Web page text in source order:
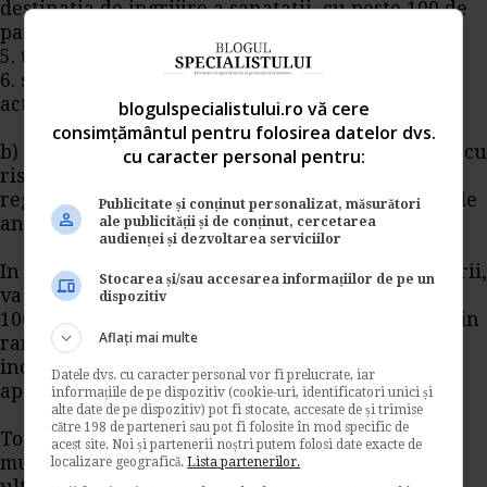
destinatia de ingrijire a sanatatii, cu peste 100 de
paturi;
5. teatre, cu peste 200 de locuri;
6. sali de sport, sali de spectacol, cladiri pentru
activitati sportive cu peste 600 de locuri;
b) desfasoara activitati in constructii si instalatii cu
risc mediu si mare de incendiu, definit conform
reglementarilor tehnice specifice si au peste 50 de
angajati.
In situatia in care nu va incadrati in aceste criterii,
va sunt aplicabile prevederile art 3 din Ordinul
106/2007care va dau posibilitatea sa desemnati din
randul personalului propriu un salariat care sa
indeplineasca si atributii specifice in domeniul
apararii impotriva incendiilor.
Totodata, potrivit Legii securitatii si sanatatii in
munca 319/2006, cu modificarile si completarile
blogulspecialistului.ro vă cere
consimțământul pentru folosirea datelor dvs.
cu caracter personal pentru:
Publicitate și conținut personalizat, măsurători
ale publicității și de conținut, cercetarea
audienței și dezvoltarea serviciilor
Stocarea și/sau accesarea informațiilor de pe un
dispozitiv
Aflați mai multe
Datele dvs. cu caracter personal vor fi prelucrate, iar
informațiile de pe dispozitiv (cookie-uri, identificatori unici și
alte date de pe dispozitiv) pot fi stocate, accesate de și trimise
către 198 de parteneri sau pot fi folosite în mod specific de
acest site. Noi și partenerii noștri putem folosi date exacte de
localizare geografică.Lista partenerilor.